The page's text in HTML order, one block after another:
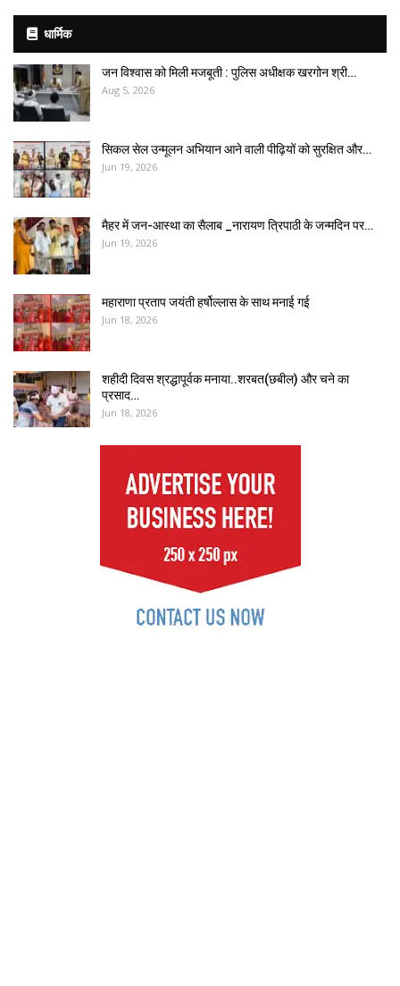
धार्मिक
जन विश्वास को मिली मजबूती : पुलिस अधीक्षक खरगोन श्री…
Aug 5, 2026
सिकल सेल उन्मूलन अभियान आने वाली पीढ़ियों को सुरक्षित और…
Jun 19, 2026
मैहर में जन-आस्था का सैलाब _नारायण त्रिपाठी के जन्मदिन पर…
Jun 19, 2026
महाराणा प्रताप जयंती हर्षोल्लास के साथ मनाई गई
Jun 18, 2026
शहीदी दिवस श्रद्धापूर्वक मनाया..शरबत(छबील) और चने का
प्रसाद…
Jun 18, 2026